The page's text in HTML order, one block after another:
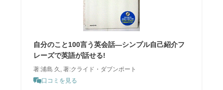
自分のこと100言う英会話―シンプル自己紹介フ
レーズで英語が話せる!
著:浦島 久, 著:クライド・ダブンポート
口コミを見る